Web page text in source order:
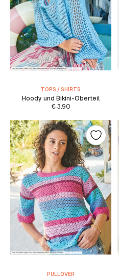
TOPS / SHIRTS
Hoody und Bikini-Oberteil
€3.90
PULLOVER